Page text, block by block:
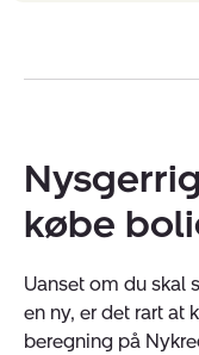
købe
Uanset om du skal
en ny, er det rart at
beregning på